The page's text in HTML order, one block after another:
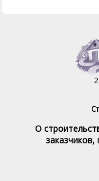
О